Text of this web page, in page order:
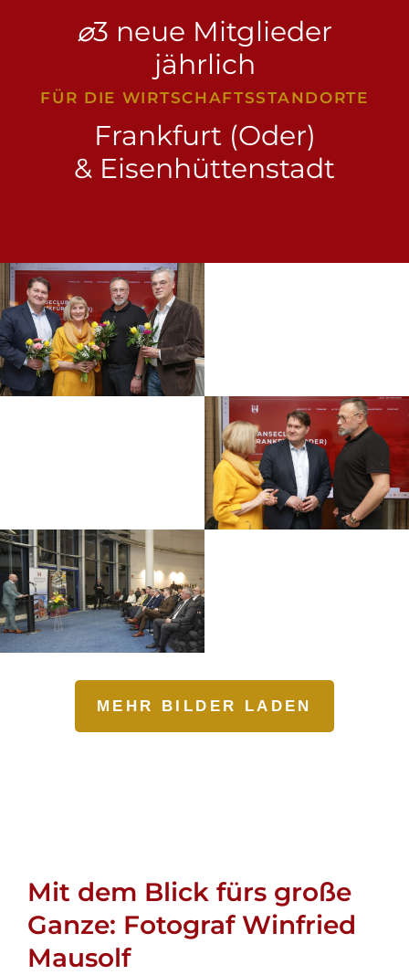
⌀3 neue Mitglieder
jährlich
FÜR DIE WIRTSCHAFTSSTANDORTE
Frankfurt (Oder)
& Eisenhüttenstadt
MEHR BILDER LADEN
Mit dem Blick fürs große
Ganze: Fotograf Winfried
Mausolf